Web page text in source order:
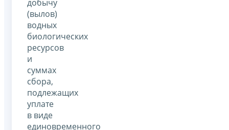
добычу
(вылов)
водных
биологических
ресурсов
и
суммах
сбора,
подлежащих
уплате
в виде
единовременного